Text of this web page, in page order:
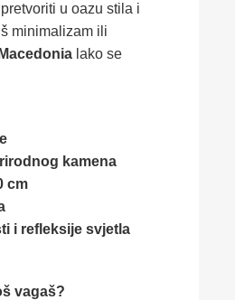
u oazu stila i
minimalizam ili
lako se
kamena
cm
i refleksije svjetla
vagaš?